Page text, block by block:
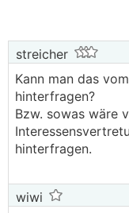
Die Einkünfte
versteuern.
Wie wird die
definiert?Dies ist
deutet vieles
und nicht um jene
streicher
Kann man das
hinterfragen?
Bzw. sowas wäre
hinterfragen.
wiwi